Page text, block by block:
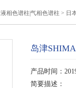
液相色谱柱|气相色谱柱 > 日
岛津
产品时间：
简要描述：